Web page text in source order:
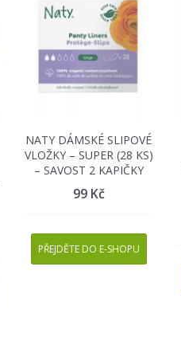
NATY DÁMSKÉ SLIPOVÉ
VLOŽKY – SUPER (28 KS)
– SAVOST 2 KAPIČKY
99 Kč
PŘEJDĚTE DO E-SHOPU